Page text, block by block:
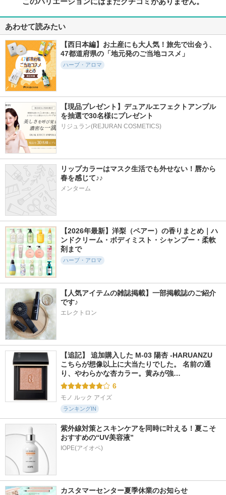
あわせて読みたい
【西日本編】お土産にも大人気！旅先で出会う、
47都道府県の「地元発のご当地コスメ」
ハーブ・アロマ
【現品プレゼント】デュアルエフェクトアンプル
を抽選で30名様にプレゼント
リジュラン(REJURAN COSMETICS)
リップカラーはマスク生活でも外せない！唇から
春を感じて♪♪
メンターム
【2026年最新】洋梨（ペアー）の香りまとめ｜ハ
ンドクリーム・ボディミスト・シャンプー・柔軟
剤まで
ハーブ・アロマ
【人気アイテムの雑誌掲載】一部掲載誌のご紹介
です♪
エレクトロン
【追記】 追加購入した M-03 陽杏 -HARUANZU
こちらが想像以上に大当たりでした。 名前の通
り、やわらかな杏カラー。黄みが強…
6
モノ ルック アイズ
ランキングIN
紫外線対策とスキンケアを同時に叶える！夏こそ
おすすめの“UV美容液”
IOPE(アイオペ)
カスタマーセンター夏季休業のお知らせ